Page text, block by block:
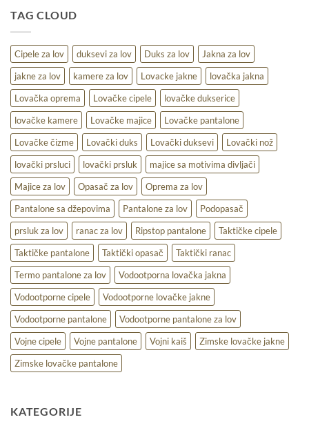
na
terenu
TAG CLOUD
Cipele za lov duksevi za lov Duks za lov
Jakna za lov
jakne za lov
kamere za lov Lovacke jakne
lovačka jakna
Lovačka oprema
Lovačke cipele
lovačke dukserice
lovačke kamere
Lovačke majice
Lovačke pantalone
Lovačke čizme
Lovački duks Lovački duksevi
Lovački nož
lovački prsluci
lovački prsluk
majice sa motivima divljači
Majice za lov
Opasač za lov
Oprema za lov
Pantalone sa džepovima
Pantalone za lov
Podopasač
prsluk za lov
ranac za lov Ripstop pantalone
Taktičke cipele
Taktičke pantalone
Taktički opasač
Taktički ranac
Termo pantalone za lov
Vodootporna lovačka jakna
Vodootporne cipele
Vodootporne lovačke jakne
Vodootporne pantalone
Vodootporne pantalone za lov
Vojne cipele
Vojne pantalone Vojni kaiš
Zimske lovačke jakne
Zimske lovačke pantalone
KATEGORIJE